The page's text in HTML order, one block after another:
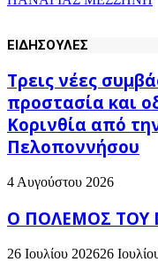
ΕΙΔΗΣΟΥΛΕΣ
Τρεις νέες
προστασία και
Κορινθία από
Πελοποννήσου
4 Αυγούστου 2026
Ο ΠΟΛΕΜΟΣ ΤΟΥ
26 Ιουλίου 202626